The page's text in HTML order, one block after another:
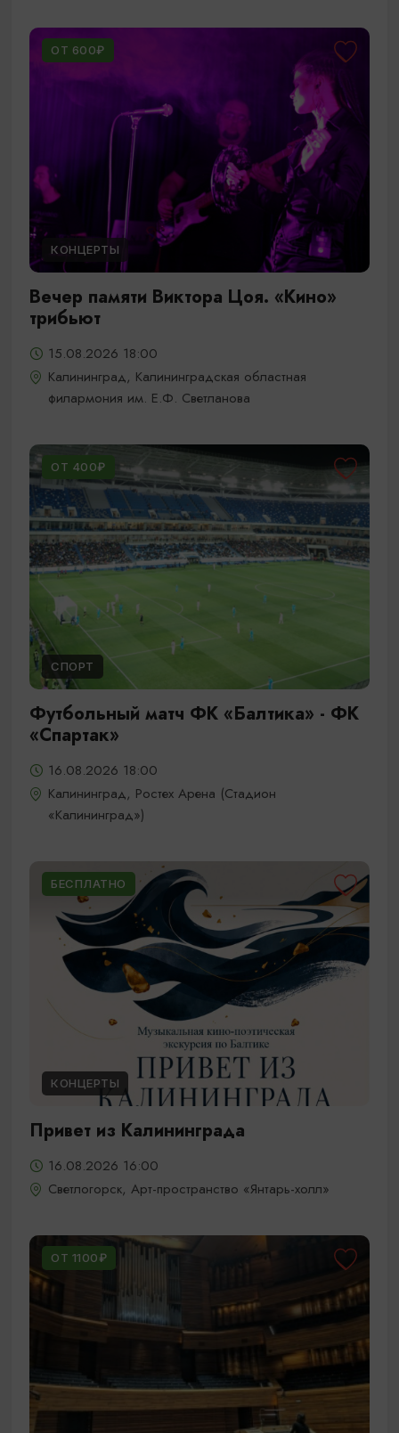
ОТ 600₽
КОНЦЕРТЫ
Вечер памяти Виктора Цоя. «Кино»
трибьют
15.08.2026 18:00
Калининград, Калининградская областная
филармония им. Е.Ф. Светланова
ОТ 400₽
СПОРТ
Футбольный матч ФК «Балтика» - ФК
«Спартак»
16.08.2026 18:00
Калининград, Ростех Арена (Стадион
«Калининград»)
БЕСПЛАТНО
КОНЦЕРТЫ
Привет из Калининграда
16.08.2026 16:00
Светлогорск, Арт-пространство «Янтарь-холл»
ОТ 1100₽